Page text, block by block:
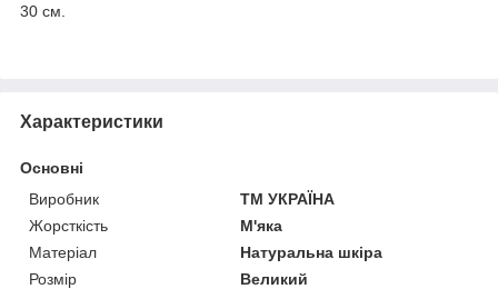
30 см.
Характеристики
Основні
Виробник
ТМ УКРАЇНА
Жорсткість
М'яка
Матеріал
Натуральна шкіра
Розмір
Великий